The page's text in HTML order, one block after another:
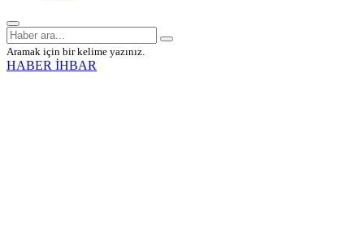
Aramak için bir kelime yazınız.
HABER İHBAR